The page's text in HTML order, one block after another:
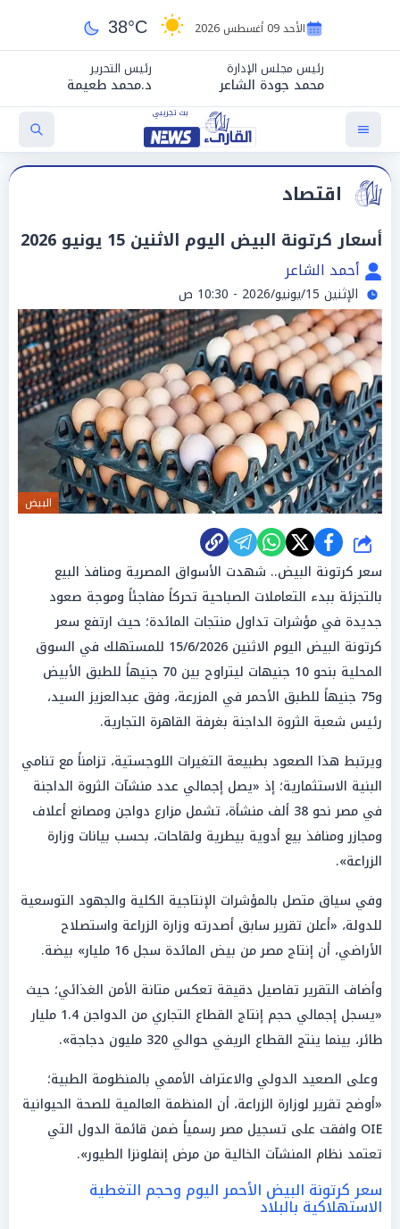
الأحد 09 أغسطس 2026 38°C
رئيس مجلس الإدارة
محمد جودة الشاعر
رئيس التحرير
د.محمد طعيمة
اقتصاد
أسعار كرتونة البيض اليوم الاثنين 15 يونيو 2026
أحمد الشاعر
الإثنين 15/يونيو/2026 - 10:30 ص
البيض
شارك
سعر كرتونة البيض.. شهدت الأسواق المصرية ومنافذ البيع
بالتجزئة ببدء التعاملات الصباحية تحركاً مفاجئاً وموجة صعود
جديدة في مؤشرات تداول منتجات المائدة؛ حيث ارتفع سعر
كرتونة البيض اليوم الاثنين 15/6/2026 للمستهلك في السوق
المحلية بنحو 10 جنيهات ليتراوح بين 70 جنيهاً للطبق الأبيض
و75 جنيهاً للطبق الأحمر في المزرعة، وفق عبدالعزيز السيد،
رئيس شعبة الثروة الداجنة بغرفة القاهرة التجارية.
ويرتبط هذا الصعود بطبيعة التغيرات اللوجستية، تزامناً مع تنامي
البنية الاستثمارية؛ إذ «يصل إجمالي عدد منشآت الثروة الداجنة
في مصر نحو 38 ألف منشأة، تشمل مزارع دواجن ومصانع أعلاف
ومجازر ومنافذ بيع أدوية بيطرية ولقاحات، بحسب بيانات وزارة
الزراعة».
وفي سياق متصل بالمؤشرات الإنتاجية الكلية والجهود التوسعية
للدولة، «أعلن تقرير سابق أصدرته وزارة الزراعة واستصلاح
الأراضي، أن إنتاج مصر من بيض المائدة سجل 16 مليار» بيضة.
وأضاف التقرير تفاصيل دقيقة تعكس متانة الأمن الغذائي؛ حيث
«يسجل إجمالي حجم إنتاج القطاع التجاري من الدواجن 1.4 مليار
طائر، بينما ينتج القطاع الريفي حوالي 320 مليون دجاجة».
وعلى الصعيد الدولي والاعتراف الأممي بالمنظومة الطبية؛
«أوضح تقرير لوزارة الزراعة، أن المنظمة العالمية للصحة الحيوانية
OIE وافقت على تسجيل مصر رسمياً ضمن قائمة الدول التي
تعتمد نظام المنشآت الخالية من مرض إنفلونزا الطيور».
سعر كرتونة البيض الأحمر اليوم وحجم التغطية
الاستهلاكية بالبلاد